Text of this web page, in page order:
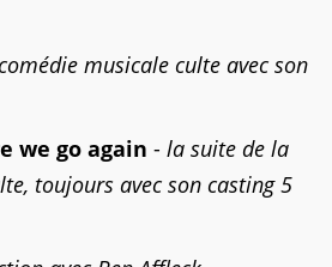
musicale culte avec son
we go again - la suite de la
toujours avec son casting 5